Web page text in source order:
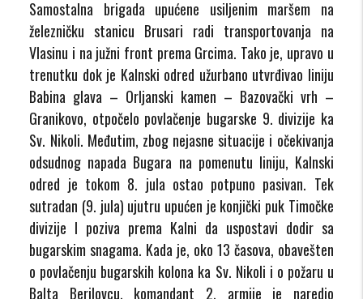
Samostalna brigada upućene usiljenim maršem na
železničku stanicu Brusari radi transportovanja na
Vlasinu i na južni front prema Grcima. Tako je, upravo u
trenutku dok je Kalnski odred užurbano utvrđivao liniju
Babina glava – Orljanski kamen – Bazovački vrh –
Granikovo, otpočelo povlačenje bugarske 9. divizije ka
Sv. Nikoli. Međutim, zbog nejasne situacije i očekivanja
odsudnog napada Bugara na pomenutu liniju, Kalnski
odred je tokom 8. jula ostao potpuno pasivan. Tek
sutradan (9. jula) ujutru upućen je konjički puk Timočke
divizije I poziva prema Kalni da uspostavi dodir sa
bugarskim snagama. Kada je, oko 13 časova, obavešten
o povlačenju bugarskih kolona ka Sv. Nikoli i o požaru u
Balta Berilovcu, komandant 2. armije je naredio